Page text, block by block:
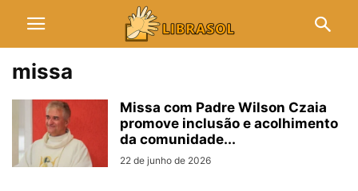
missa
Missa com Padre Wilson Czaia
promove inclusão e acolhimento
da comunidade...
22 de junho de 2026